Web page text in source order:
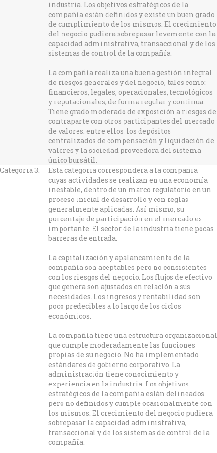
industria. Los objetivos estratégicos de la
compañía están definidos y existe un buen grado
de cumplimiento de los mismos. El crecimiento
del negocio pudiera sobrepasar levemente con la
capacidad administrativa, transaccional y de los
sistemas de control de la compañía.
La compañía realiza una buena gestión integral
de riesgos generales y del negocio, tales como:
financieros, legales, operacionales, tecnológicos
y reputacionales, de forma regular y continua.
Tiene grado moderado de exposición a riesgos de
contraparte con otros participantes del mercado
de valores, entre ellos, los depósitos
centralizados de compensación y liquidación de
valores y la sociedad proveedora del sistema
único bursátil.
Categoría 3:
Esta categoría corresponderá a la compañía
cuyas actividades se realizan en una economía
inestable, dentro de un marco regulatorio en un
proceso inicial de desarrollo y con reglas
generalmente aplicadas. Así mismo, su
porcentaje de participación en el mercado es
importante. El sector de la industria tiene pocas
barreras de entrada.
La capitalización y apalancamiento de la
compañía son aceptables pero no consistentes
con los riesgos del negocio. Los flujos de efectivo
que genera son ajustados en relación a sus
necesidades. Los ingresos y rentabilidad son
poco predecibles a lo largo de los ciclos
económicos.
La compañía tiene una estructura organizacional
que cumple moderadamente las funciones
propias de su negocio. No ha implementado
estándares de gobierno corporativo. La
administración tiene conocimiento y
experiencia en la industria. Los objetivos
estratégicos de la compañía están delineados
pero no definidos y cumple ocasionalmente con
los mismos. El crecimiento del negocio pudiera
sobrepasar la capacidad administrativa,
transaccional y de los sistemas de control de la
compañía.